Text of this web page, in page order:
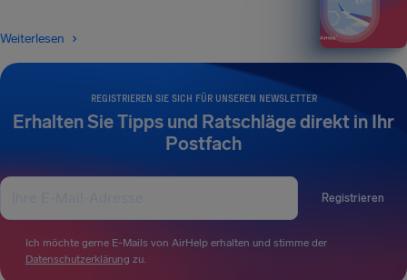
REGISTRIEREN SIE SICH FÜR UNSEREN NEWSLETTER
Erhalten Sie Tipps und Ratschläge direkt in Ihr
Postfach
Registrieren
Ich möchte gerne E-Mails von AirHelp erhalten und stimme der
Datenschutzerklärung zu.
Weiterlesen